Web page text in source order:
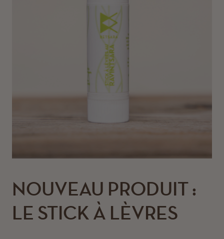
NOUVEAU PRODUIT :
LE STICK À LÈVRES